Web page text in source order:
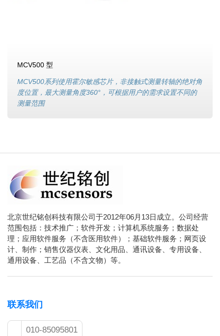
MCV500 型
MCV500系列使用霍尔敏感芯片，非接触式测量转轴的绝对角
度位置，最大测量角度360°，可根据用户的需求设置不同的
测量范围
北京世纪铭创科技有限公司于2012年06月13日成立。公司经营
范围包括：技术推广；软件开发；计算机系统服务；数据处
理；应用软件服务（不含医用软件）；基础软件服务；网页设
计、制作；销售仪器仪表、文化用品、通讯设备、专用设备、
通用设备、工艺品（不含文物）等。
联系我们
010-85095801